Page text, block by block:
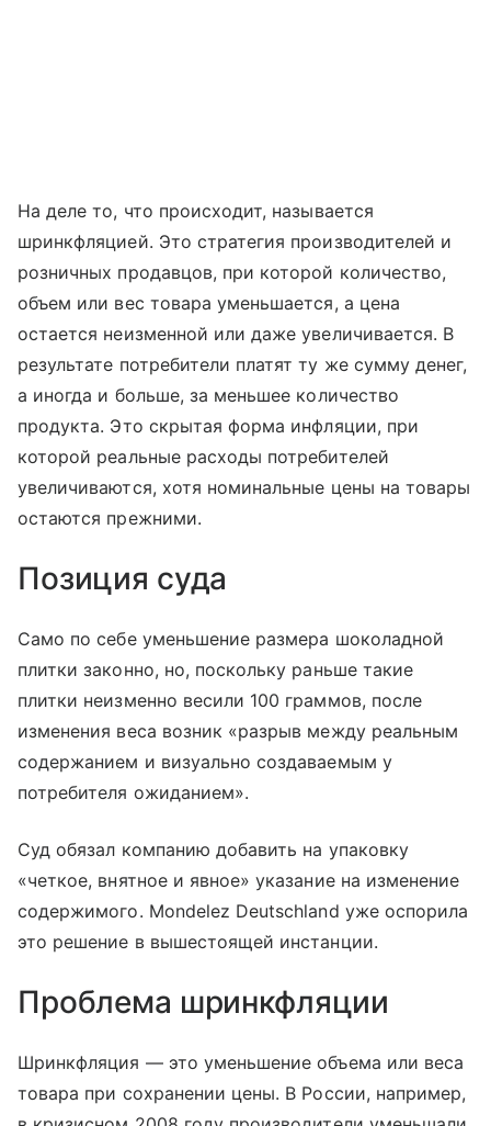
На деле то, что происходит, называется
шринкфляцией. Это стратегия производителей и
розничных продавцов, при которой количество,
объем или вес товара уменьшается, а цена
остается неизменной или даже увеличивается. В
результате потребители платят ту же сумму денег,
а иногда и больше, за меньшее количество
продукта. Это скрытая форма инфляции, при
которой реальные расходы потребителей
увеличиваются, хотя номинальные цены на товары
остаются прежними.
Позиция суда
Само по себе уменьшение размера шоколадной
плитки законно, но, поскольку раньше такие
плитки неизменно весили 100 граммов, после
изменения веса возник «разрыв между реальным
содержанием и визуально создаваемым у
потребителя ожиданием».
Суд обязал компанию добавить на упаковку
«четкое, внятное и явное» указание на изменение
содержимого. Mondelez Deutschland уже оспорила
это решение в вышестоящей инстанции.
Проблема шринкфляции
Шринкфляция — это уменьшение объема или веса
товара при сохранении цены. В России, например,